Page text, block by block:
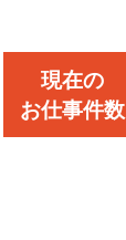
現在の
お仕事件数